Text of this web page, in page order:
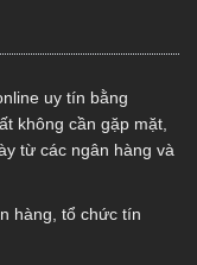
uy tín bằng
không cần gặp mặt,
từ các ngân hàng và
hàng, tổ chức tín